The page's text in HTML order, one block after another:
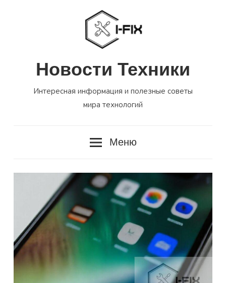
Новости Техники
Интересная информация и полезные советы
мира технологий
Меню